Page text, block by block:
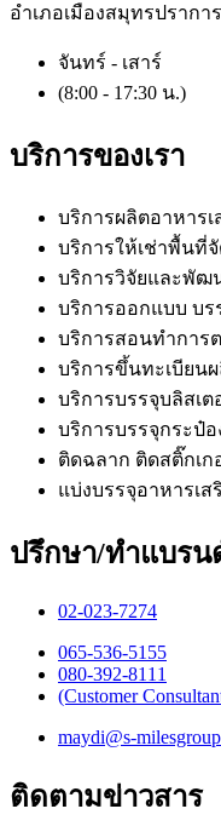
อำเภอเมืองสมุทรปรากา
จันทร์ - เสาร์
(8:00 - 17:30 น.)
บริการของเรา
บริการผลิตอาหารเ
บริการให้เช่าพื้นที่
บริการวิจัยและพัฒ
บริการออกแบบ บ
บริการสอนทำการ
บริการขึ้นทะเบียน
บริการบรรจุบลิสเ
บริการบรรจุกระป๋อ
ติดฉลาก ติดสติ๊กเก
แบ่งบรรจุอาหารเส
ปรึกษา/ทำแบรน
02-023-7274​
065-536-5155
​080-392-8111
(Customer
maydi@s-
ติดตามข่าวสาร